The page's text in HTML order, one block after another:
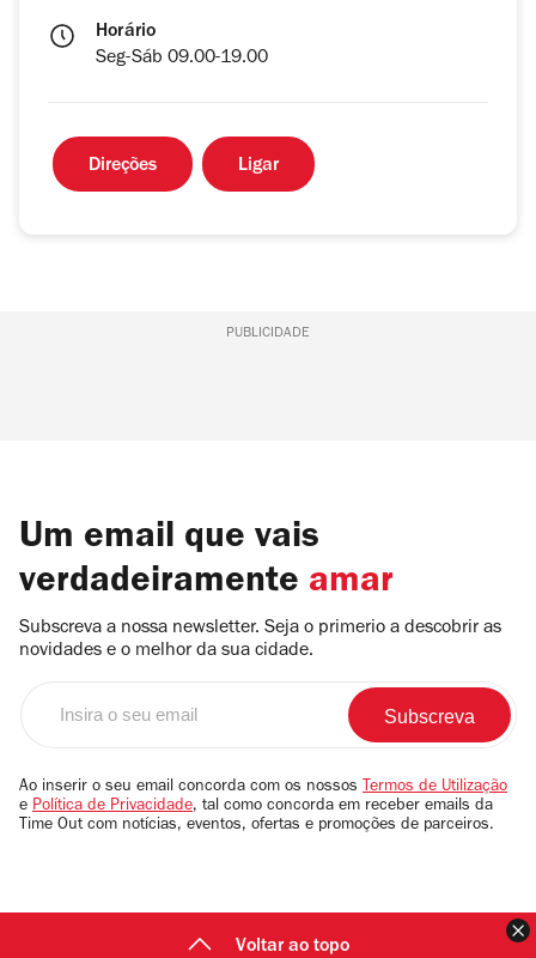
Horário
Seg-Sáb 09.00-19.00
Direções Ligar
PUBLICIDADE
Um email que vais
verdadeiramente amar
Subscreva a nossa newsletter. Seja o primerio a descobrir as
novidades e o melhor da sua cidade.
email
Ao inserir o seu email concorda com os nossos Termos de Utilização
e Política de Privacidade, tal como concorda em receber emails da
Time Out com notícias, eventos, ofertas e promoções de parceiros.
Voltar ao topo